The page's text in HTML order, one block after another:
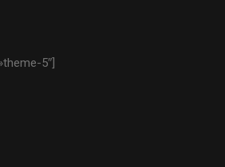
5″]